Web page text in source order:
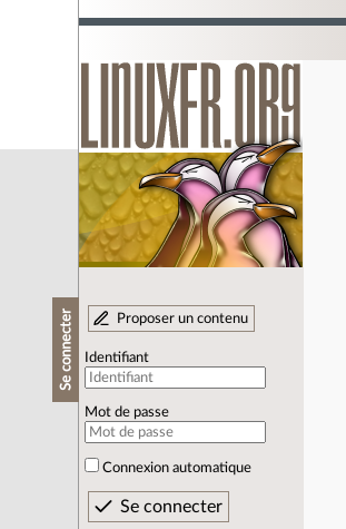
Se connecter Proposer un contenu
Identifiant
Mot de passe
Connexion automatique